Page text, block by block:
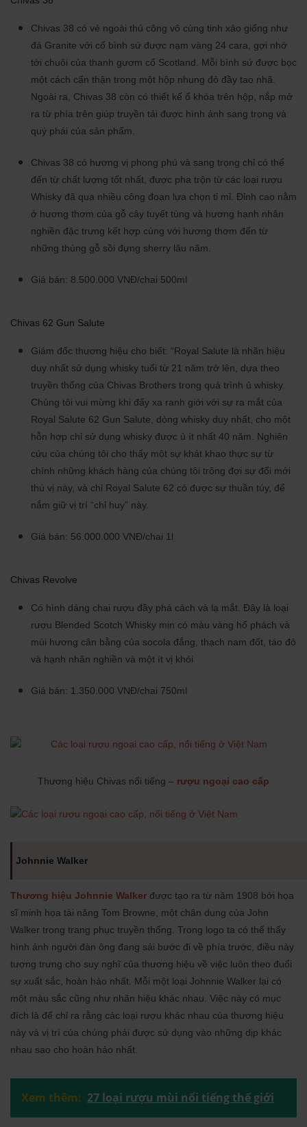
Chivas 38 có vẻ ngoài thủ công vô cùng tinh xảo giống như
đá Granite với cổ bình sứ được nạm vàng 24 cara, gợi nhớ
tới chuôi của thanh gươm cổ Scotland. Mỗi bình sứ được bọc
một cách cẩn thận trong một hộp nhung đỏ đầy tao nhã.
Ngoài ra, Chivas 38 còn có thiết kế ổ khóa trên hộp, nắp mở
ra từ phía trên giúp truyền tải được hình ảnh sang trọng và
quý phái của sản phẩm.
Chivas 38 có hương vị phong phú và sang trọng chỉ có thể
đến từ chất lượng tốt nhất, được pha trộn từ các loại rượu
Whisky đã qua nhiều công đoạn lựa chọn tỉ mỉ. Đỉnh cao nằm
ở hương thơm của gỗ cây tuyết tùng và hương hạnh nhân
nghiền đặc trưng kết hợp cùng với hương thơm đến từ
những thùng gỗ sồi đựng sherry lâu năm.
Giá bán: 8.500.000 VNĐ/chai 500ml
Chivas 62 Gun Salute
Giám đốc thương hiệu cho biết: “Royal Salute là nhãn hiệu
duy nhất sử dụng whisky tuổi từ 21 năm trở lên, dựa theo
truyền thống của Chivas Brothers trong quá trình ủ whisky.
Chúng tôi vui mừng khi đẩy xa ranh giới với sự ra mắt của
Royal Salute 62 Gun Salute, dòng whisky duy nhất, cho một
hỗn hợp chỉ sử dụng whisky được ủ ít nhất 40 năm. Nghiên
cứu của chúng tôi cho thấy một sự khát khao thực sự từ
chính những khách hàng của chúng tôi trông đợi sự đổi mới
thú vị này, và chỉ Royal Salute 62 có được sự thuần túy, để
nắm giữ vị trí “chỉ huy” này.
Giá bán: 56.000.000 VNĐ/chai 1l
Chivas Revolve
Có hình dáng chai rượu đầy phá cách và lạ mắt. Đây là loại
rượu Blended Scotch Whisky mịn có màu vàng hổ phách và
mùi hương cân bằng của socola đắng, thạch nam đốt, táo đỏ
và hạnh nhân nghiền và một ít vị khói
Giá bán: 1.350.000 VNĐ/chai 750ml
Thương hiệu Chivas nổi tiếng – rượu ngoại cao cấp
Johnnie Walker
Thương hiệu Johnnie Walker được tạo ra từ năm 1908 bởi họa
sĩ minh họa tài năng Tom Browne, một chân dung của John
Walker trong trang phục truyền thống. Trong logo ta có thể thấy
hình ảnh người đàn ông đang sải bước đi về phía trước, điều này
tượng trưng cho suy nghĩ của thương hiệu về việc luôn theo đuổi
sự xuất sắc, hoàn hảo nhất. Mỗi một loại Johnnie Walker lại có
một màu sắc cũng như nhãn hiệu khác nhau. Việc này có mục
đích là để chỉ ra rằng các loại rượu khác nhau của thương hiệu
này và vị trí của chúng phải được sử dụng vào những dịp khác
nhau sao cho hoàn hảo nhất.
Xem thêm: 27 loại rượu mùi nổi tiếng thế giới